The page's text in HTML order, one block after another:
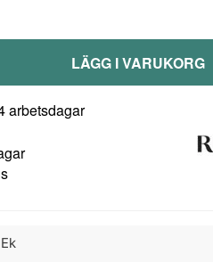
LÄGG I VARUKORG
arbetsdagar
Ek